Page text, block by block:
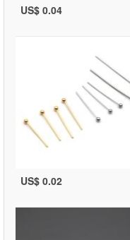
US$ 0.04
US$ 0.02